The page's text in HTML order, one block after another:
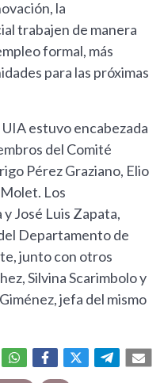
la
trabajen de manera
formal, más
para las próximas
estuvo encabezada
del Comité
Pérez Graziano, Elio
Los
José Luis Zapata,
Departamento de
junto con otros
Silvina Scarimbolo y
jefa del mismo